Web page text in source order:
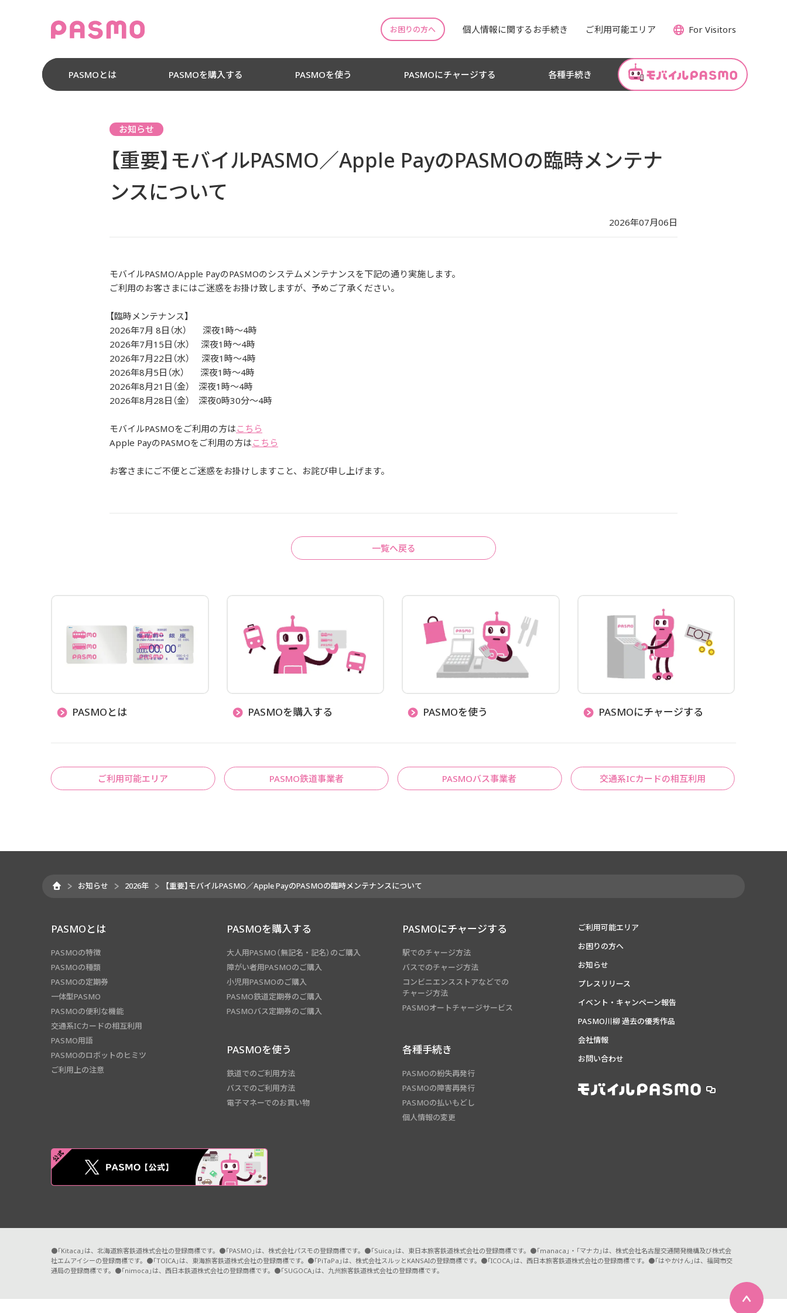
お困りの方へ 個人情報に関するお手続き ご利用可能エリア For Visitors
PASMOとは PASMOを購入する PASMOを使う PASMOにチャージする 各種手続き
【重要】モバイルPASMO／Apple PayのPASMOの臨時メンテナ
ンスについて
お知らせ
2026年07月06日
モバイルPASMO/Apple PayのPASMOのシステムメンテナンスを下記の通り実施します。
ご利用のお客さまにはご迷惑をお掛け致しますが、予めご了承ください。
【臨時メンテナンス】
2026年7月 8日（水） 深夜1時～4時
2026年7月15日（水） 深夜1時～4時
2026年7月22日（水） 深夜1時～4時
2026年8月5日（水） 深夜1時～4時
2026年8月21日（金） 深夜1時～4時
2026年8月28日（金） 深夜0時30分～4時
モバイルPASMOをご利用の方は こちら
Apple PayのPASMOをご利用の方は こちら
お客さまにご不便とご迷惑をお掛けしますこと、お詫び申し上げます。
一覧へ戻る
PASMOとは PASMOを購入する PASMOを使う PASMOにチャージする
ご利用可能エリア PASMO鉄道事業者 PASMOバス事業者 交通系ICカードの相互利用
お知らせ 2026年 【重要】モバイルPASMO／Apple PayのPASMOの臨時メンテナンスについて
PASMOとは
PASMOの特徴
PASMOの種類
PASMOの定期券
一体型PASMO
PASMOの便利な機能
交通系ICカードの相互利用
PASMO用語
PASMOのロボットのヒミツ
ご利用上の注意
PASMOを購入する
大人用PASMO（無記名・記名）のご購入
障がい者用PASMOのご購入
小児用PASMOのご購入
PASMO鉄道定期券のご購入
PASMOバス定期券のご購入
PASMOを使う
鉄道でのご利用方法
バスでのご利用方法
電子マネーでのお買い物
PASMOにチャージする
駅でのチャージ方法
バスでのチャージ方法
コンビニエンスストアなどでの
チャージ方法
PASMOオートチャージサービス
各種手続き
PASMOの紛失再発行
PASMOの障害再発行
PASMOの払いもどし
個人情報の変更
ご利用可能エリア
お困りの方へ
お知らせ
プレスリリース
イベント・キャンペーン報告
PASMO川柳 過去の優秀作品
会社情報
お問い合わせ
●「Kitaca」は、北海道旅客鉄道株式会社の登録商標です。●「PASMO」は、株式会社パスモの登録商標です。●「Suica」は、東日本旅客鉄道株式会社の登録商標です。●「manaca」・「マナカ」は、株式会社名古屋交通開発機構及び株式会
社エムアイシーの登録商標です。●「TOICA」は、東海旅客鉄道株式会社の登録商標です。●「PiTaPa」は、株式会社スルッとKANSAIの登録商標です。●「ICOCA」は、西日本旅客鉄道株式会社の登録商標です。●「はやかけん」は、福岡市交
通局の登録商標です。●「nimoca」は、西日本鉄道株式会社の登録商標です。●「SUGOCA」は、九州旅客鉄道株式会社の登録商標です。